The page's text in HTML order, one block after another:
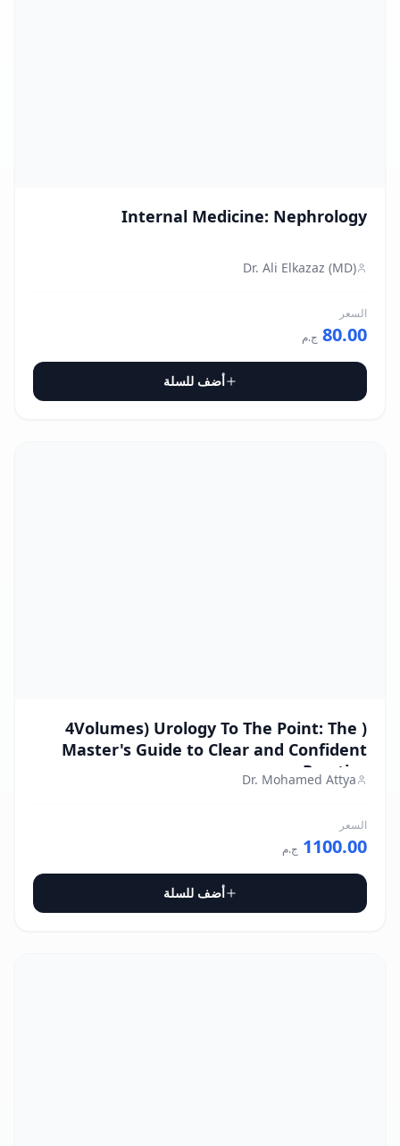
Internal Medicine: Nephrology
Dr. Ali Elkazaz (MD)
السعر
80.00 ج.م
أضف للسلة
( 4Volumes) Urology To The Point: The
Master's Guide to Clear and Confident
Practice
Dr. Mohamed Attya
السعر
1100.00 ج.م
أضف للسلة